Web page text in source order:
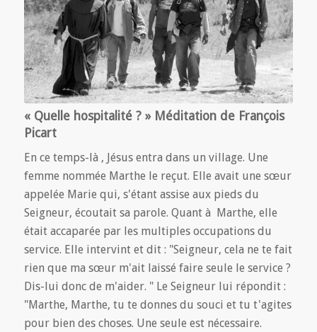
« Quelle hospitalité ? » Méditation de François
Picart
En ce temps-là , Jésus entra dans un village. Une
femme nommée Marthe le reçut. Elle avait une sœur
appelée Marie qui, s'étant assise aux pieds du
Seigneur, écoutait sa parole. Quant à Marthe, elle
était accaparée par les multiples occupations du
service. Elle intervint et dit : "Seigneur, cela ne te fait
rien que ma sœur m'ait laissé faire seule le service ?
Dis-lui donc de m'aider. " Le Seigneur lui répondit :
"Marthe, Marthe, tu te donnes du souci et tu t'agites
pour bien des choses. Une seule est nécessaire.